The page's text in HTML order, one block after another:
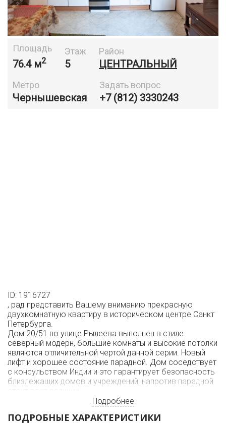
Площадь
76.4 м2
Этаж
5
Район
ЦЕНТРАЛЬНЫЙ
Метро
Чернышевская
Задать вопрос
+7 (812) 3330243
ID: 1916727
, рад представить Вашему вниманию прекрасную
двухкомнатную квартиру в историческом центре Санкт
Петербурга.
Дом 20/51 по улице Рылеева выполнен в стиле
северный модерн, большие комнаты и высокие потолки
являются отличительной чертой данной серии. Новый
лифт и хорошее состояние парадной. Дом соседствует
с консульством Индии и это гарантирует безопасность
близлежащих домов и учреждений, напротив парадной
Квартира с интересной планировкой, окна в тихий двор,
перекрытия железобетон. Состояние квартиры
Подробнее
ПОДРОБНЫЕ ХАРАКТЕРИСТИКИ